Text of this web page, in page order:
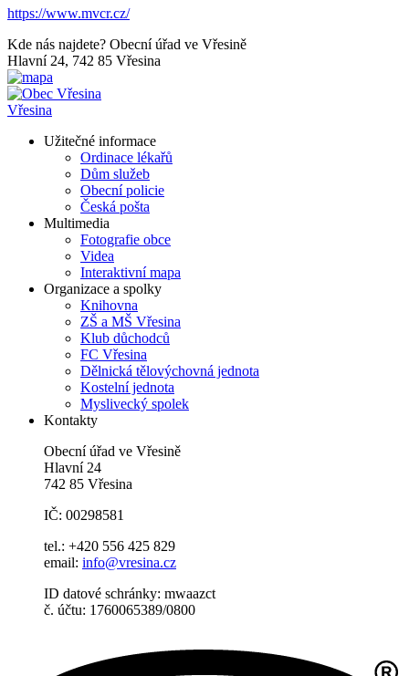
https://www.mvcr.cz/
Kde nás najdete? Obecní úřad ve Vřesině
Hlavní 24, 742 85 Vřesina
Vřesina
Užitečné informace
Ordinace lékařů
Dům služeb
Obecní policie
Česká pošta
Multimedia
Fotografie obce
Videa
Interaktivní mapa
Organizace a spolky
Knihovna
ZŠ a MŠ Vřesina
Klub důchodců
FC Vřesina
Dělnická tělovýchovná jednota
Kostelní jednota
Myslivecký spolek
Kontakty
Obecní úřad ve Vřesině
Hlavní 24
742 85 Vřesina
IČ: 00298581
tel.: +420 556 425 829
email: info@vresina.cz
ID datové schránky: mwaazct
č. účtu: 1760065389/0800